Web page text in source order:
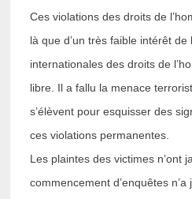
Ces violations des droits de
là que d’un très faible intérêt
internationales des droits de
libre. Il a fallu la menace
s’élèvent pour esquisser des
ces violations permanentes.
Les plaintes des victimes n’ont
commencement d’enquêtes